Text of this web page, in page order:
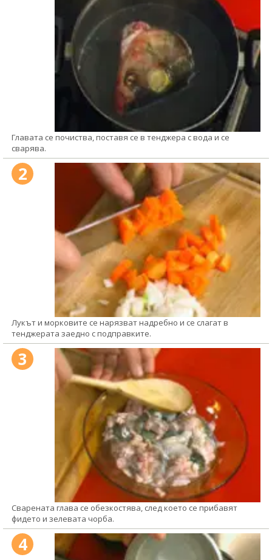
Главата се почиства, поставя се в тенджера с вода и се
сварява.
2
Лукът и морковите се нарязват надребно и се слагат в
тенджерата заедно с подправките.
3
Сварената глава се обезкостява, след което се прибавят
фидето и зелевата чорба.
4